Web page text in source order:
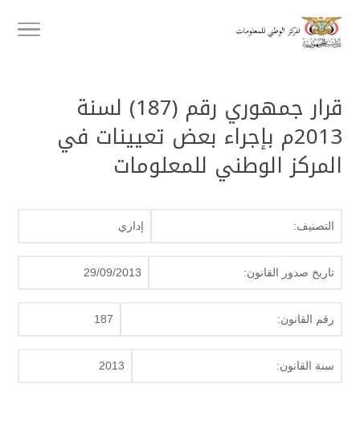
قرار جمهوري رقم (187) لسنة
2013م بإجراء بعض تعيينات في
المركز الوطني للمعلومات
التصنيف: إداري
تاريخ صدور القانون: 29/09/2013
رقم القانون: 187
سنة القانون: 2013